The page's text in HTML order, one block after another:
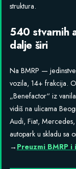
struktura.
540 stvarnih
dalje širi
Na BMRP —
vozila, 14+ frakcija.
„Benefactor“ iz
vidiš na ulicama
Audi, Fiat,
autopark u skladu sa
→ Preuzmi BMRP